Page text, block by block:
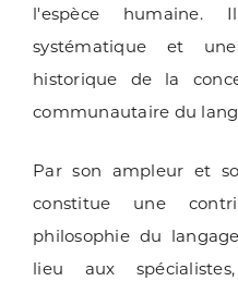
l'espèce humaine.
systématique et
historique de la
communautaire du
Par son ampleur et
constitue une
philosophie du
lieu aux